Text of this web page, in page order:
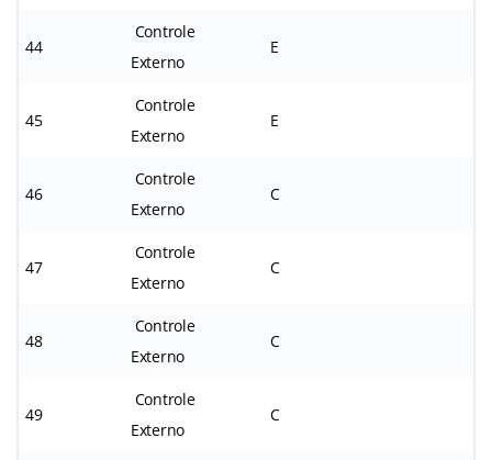
44
Controle
Externo
E
45
Controle
Externo
E
46
Controle
Externo
C
47
Controle
Externo
C
48
Controle
Externo
C
49
Controle
Externo
C